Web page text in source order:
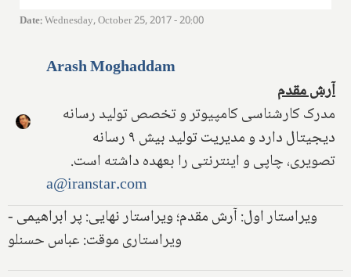
Date:Wednesday, October 25, 2017 - 20:00
Arash Moghaddam
آرش مقدم
مدرک کارشناسی کامپیوتر و تخصص تولید رسانه
دیجیتال دارد و مدیریت تولید بیش ۹ رسانه
تصویری، چاپی و اینترنتی را بعهده داشته است.
a@iranstar.com
ویراستار اول: آرش مقدم؛ ویراستار نهایی: پر ابراهیمی -
ویراستاری موقت: عباس حسنلو